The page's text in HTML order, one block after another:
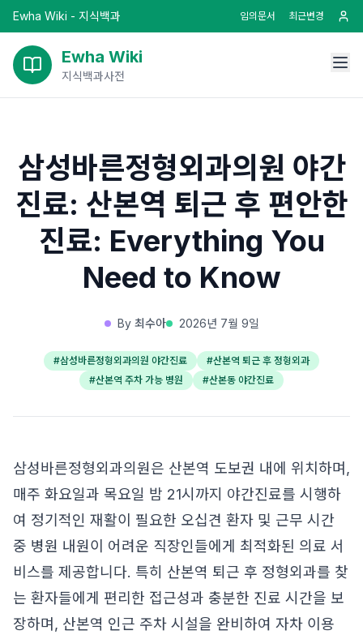
Ewha Wiki - 지식백과 임의문서 최근변경
Ewha Wiki
지식백과사전
삼성바른정형외과의원 야간
진료: 산본역 퇴근 후 편안한
진료: Everything You
Need to Know
By 최수아 2026년 7월 9일
#삼성바른정형외과의원 야간진료 #산본역 퇴근 후 정형외과
#산본역 주차 가능 병원 #산본동 야간진료
삼성바른정형외과의원은 산본역 도보권 내에 위치하며,
매주 화요일과 목요일 밤 21시까지 야간진료를 시행하
여 정기적인 재활이 필요한 오십견 환자 및 근무 시간
중 병원 내원이 어려운 직장인들에게 최적화된 의료 서
비스를 제공합니다. 특히 산본역 퇴근 후 정형외과를 찾
는 환자들에게 편리한 접근성과 충분한 진료 시간을 보
장하며, 산본역 인근 주차 시설을 완비하여 자차 이용